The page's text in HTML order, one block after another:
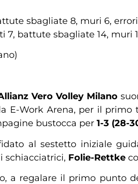
sbagliate 8, muri 6, errori
battute sbagliate 14, muri
Vero Volley Milano
E-Work Arena, per il
bustocca per 1-3 (28-
al sestetto iniziale
schiacciatrici, Folie-Rettke
a regalare il primo punto